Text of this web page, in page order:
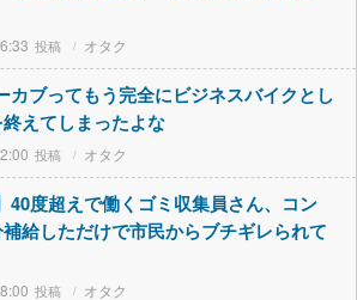
オタク
カブってもう完全にビジネスバイクとし
えてしまったよな
オタク
40度超えで働くゴミ収集員さん、コン
給しただけで市民からブチギレられて
オタク